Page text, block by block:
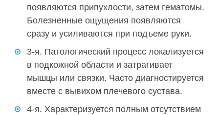
появляются припухлости, затем гематомы.
Болезненные ощущения появляются
сразу и усиливаются при подъеме руки.
3-я. Патологический процесс локализуется
в подкожной области и затрагивает
мышцы или связки. Часто диагностируется
вместе с вывихом плечевого сустава.
4-я. Характеризуется полным отсутствием